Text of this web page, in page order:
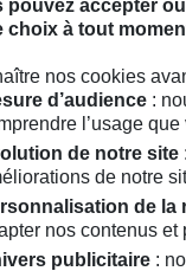
été finaliste de
collections
Fondation
pouvez accepter
choix à tout
nos cookies
d’audience :
l’usage
de notre site
de notre
de la
nos contenus et
publicitaire :